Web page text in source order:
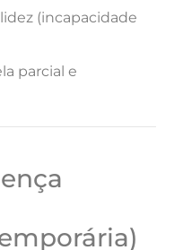
(incapacidade
parcial e